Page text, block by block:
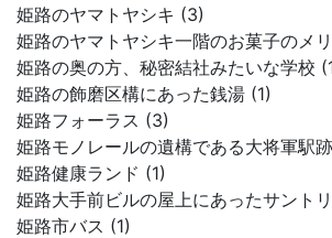
姫路のヤマトヤシキ (3)
姫路のヤマトヤシキ一階のお菓子のメ
姫路の奥の方、秘密結社みたいな学校
姫路の飾磨区構にあった銭湯 (1)
姫路フォーラス (3)
姫路モノレールの遺構である大将軍駅
姫路健康ランド (1)
姫路大手前ビルの屋上にあったサント
姫路市バス (1)